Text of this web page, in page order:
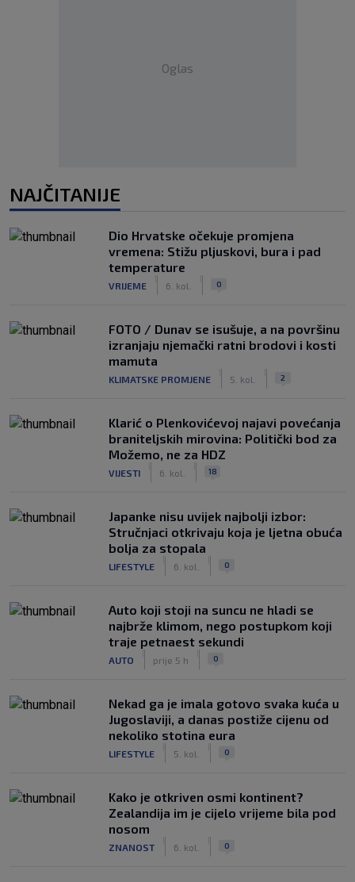
Oglas
NAJČITANIJE
Dio Hrvatske očekuje promjena
vremena: Stižu pljuskovi, bura i pad
temperature
VRIJEME 6. kol. 0
FOTO / Dunav se isušuje, a na površinu
izranjaju njemački ratni brodovi i kosti
mamuta
KLIMATSKE PROMJENE 5. kol. 2
Klarić o Plenkovićevoj najavi povećanja
braniteljskih mirovina: Politički bod za
Možemo, ne za HDZ
VIJESTI 6. kol. 18
Japanke nisu uvijek najbolji izbor:
Stručnjaci otkrivaju koja je ljetna obuća
bolja za stopala
LIFESTYLE 6. kol. 0
Auto koji stoji na suncu ne hladi se
najbrže klimom, nego postupkom koji
traje petnaest sekundi
AUTO prije 5 h 0
Nekad ga je imala gotovo svaka kuća u
Jugoslaviji, a danas postiže cijenu od
nekoliko stotina eura
LIFESTYLE 5. kol. 0
Kako je otkriven osmi kontinent?
Zealandija im je cijelo vrijeme bila pod
nosom
ZNANOST 6. kol. 0